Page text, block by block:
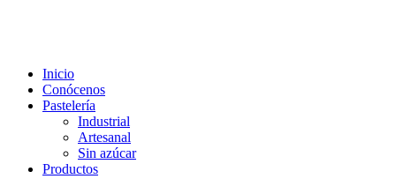
Inicio
Conócenos
Pastelería
Industrial
Artesanal
Sin azúcar
Productos